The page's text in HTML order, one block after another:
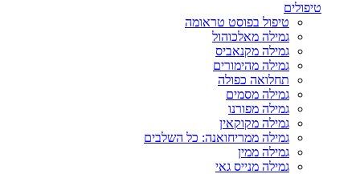
טיפולים
טיפול בפוסט טראומה
גמילה מאלכוהול
גמילה מקנאביס
גמילה מהימורים
תחלואה כפולה
גמילה מסמים
גמילה מפורנו
גמילה מקוקאין
גמילה ממריחואנה: כל השלבים
גמילה ממין
גמילה מנייס גאי